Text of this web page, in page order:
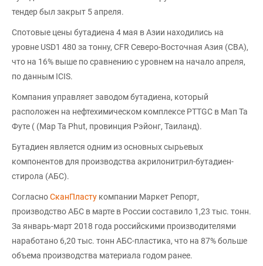
тендер был закрыт 5 апреля.
Спотовые цены бутадиена 4 мая в Азии находились на
уровне USD1 480 за тонну, CFR Северо-Восточная Азия (СВА),
что на 16% выше по сравнению с уровнем на начало апреля,
по данным ICIS.
Компания управляет заводом бутадиена, который
расположен на нефтехимическом комплексе PTTGC в Мап Та
Футе ( (Map Ta Phut, провинция Рэйонг, Таиланд).
Бутадиен является одним из основных сырьевых
компонентов для производства акрилонитрил-бутадиен-
стирола (АБС).
СогласноСканПласту компании Маркет Репорт,
производство АБС в марте в России составило 1,23 тыс. тонн.
За январь-март 2018 года российскими производителями
наработано 6,20 тыс. тонн АБС-пластика, что на 87% больше
объема производства материала годом ранее.